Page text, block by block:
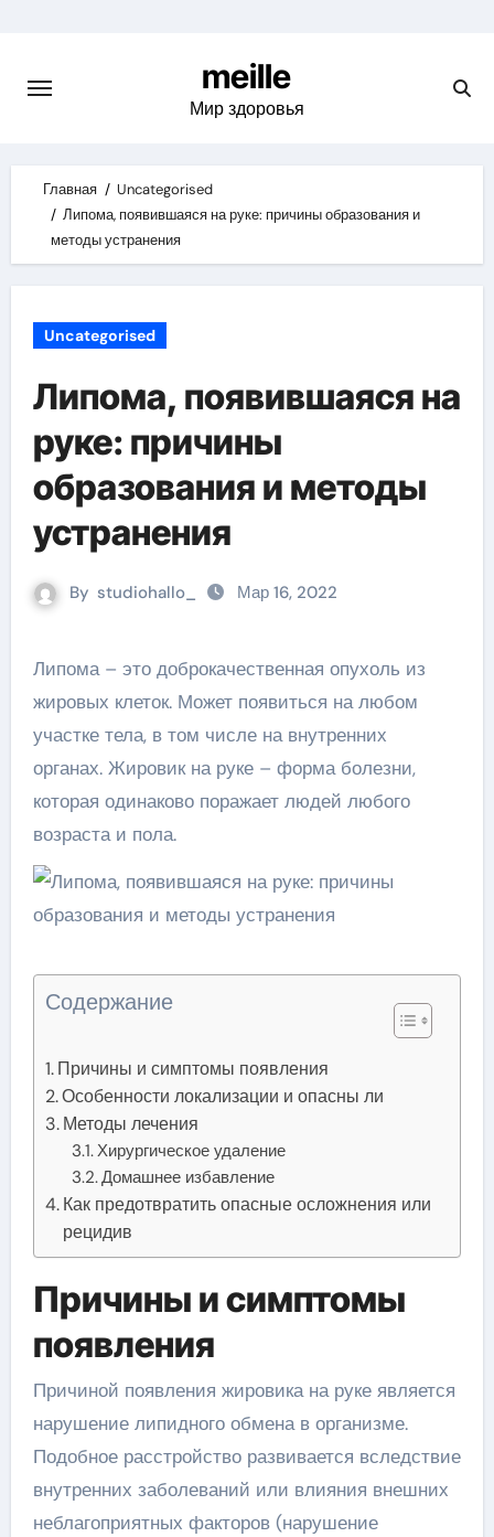
content
meille
Мир здоровья
Главная
Uncategorised
Липома, появившаяся на руке: причины образования и
методы устранения
Uncategorised
Липома, появившаяся на
руке: причины
образования и методы
устранения
By studiohallo_ Мар 16, 2022
Липома – это доброкачественная опухоль из
жировых клеток. Может появиться на любом
участке тела, в том числе на внутренних
органах. Жировик на руке – форма болезни,
которая одинаково поражает людей любого
возраста и пола.
Содержание
Причины и симптомы появления
Особенности локализации и опасны ли
Методы лечения
Хирургическое удаление
Домашнее избавление
Как предотвратить опасные осложнения или
рецидив
Причины и симптомы
появления
Причиной появления жировика на руке является
нарушение липидного обмена в организме.
Подобное расстройство развивается вследствие
внутренних заболеваний или влияния внешних
неблагоприятных факторов (нарушение